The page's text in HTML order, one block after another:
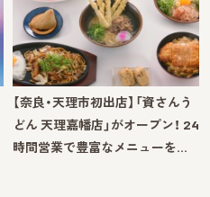
【奈良・天理市初出店】「資さんう
どん 天理嘉幡店」がオープン！ 24
時間営業で豊富なメニューを…